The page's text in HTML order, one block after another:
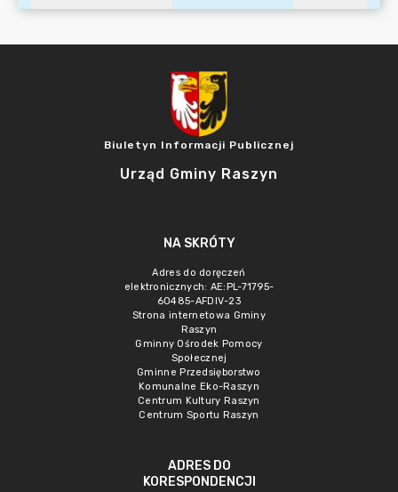
Biuletyn Informacji Publicznej
Urząd Gminy Raszyn
NA SKRÓTY
Adres do doręczeń
elektronicznych: AE:PL-71795-
60485-AFDIV-23
Strona internetowa Gminy
Raszyn
Gminny Ośrodek Pomocy
Społecznej
Gminne Przedsięborstwo
Komunalne Eko-Raszyn
Centrum Kultury Raszyn
Centrum Sportu Raszyn
ADRES DO
KORESPONDENCJI